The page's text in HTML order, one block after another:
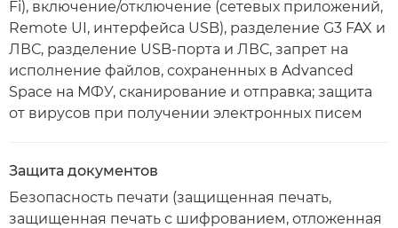
Fi), включение/отключение (сетевых приложений,
Remote UI, интерфейса USB), разделение G3 FAX и
ЛВС, разделение USB-порта и ЛВС, запрет на
исполнение файлов, сохраненных в Advanced
Space на МФУ, сканирование и отправка; защита
от вирусов при получении электронных писем
Защита документов
Безопасность печати (защищенная печать,
защищенная печать с шифрованием, отложенная